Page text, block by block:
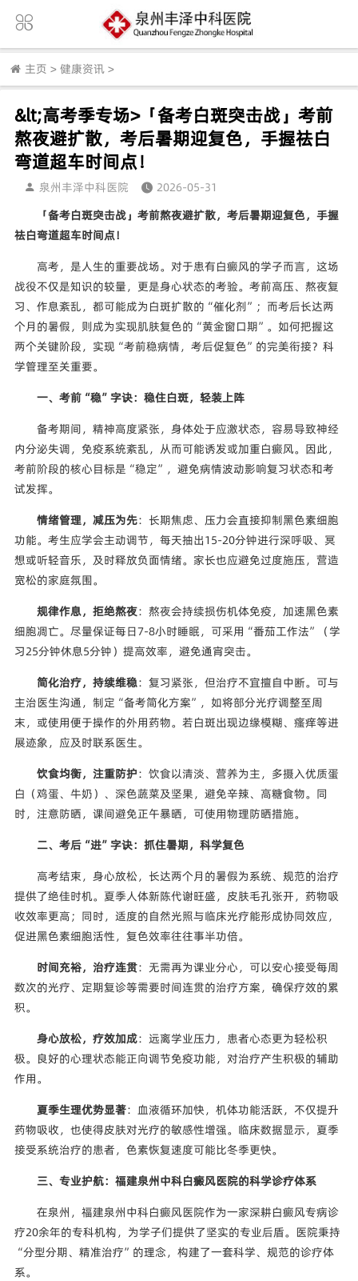
主页 > 健康资讯 >
&lt;高考季专场>「备考白斑突击战」考前
熬夜避扩散，考后暑期迎复色，手握祛白
弯道超车时间点！
泉州丰泽中科医院
2026-05-31
「备考白斑突击战」考前熬夜避扩散，考后暑期迎复色，手握
祛白弯道超车时间点！
高考，是人生的重要战场。对于患有白癜风的学子而言，这场
战役不仅是知识的较量，更是身心状态的考验。考前高压、熬夜复
习、作息紊乱，都可能成为白斑扩散的“催化剂”；而考后长达两
个月的暑假，则成为实现肌肤复色的“黄金窗口期”。如何把握这
两个关键阶段，实现“考前稳病情，考后促复色”的完美衔接？科
学管理至关重要。
一、考前“稳”字诀：稳住白斑，轻装上阵
备考期间，精神高度紧张，身体处于应激状态，容易导致神经
内分泌失调，免疫系统紊乱，从而可能诱发或加重白癜风。因此，
考前阶段的核心目标是“稳定”，避免病情波动影响复习状态和考
试发挥。
情绪管理，减压为先：长期焦虑、压力会直接抑制黑色素细胞
功能。考生应学会主动调节，每天抽出15-20分钟进行深呼吸、冥
想或听轻音乐，及时释放负面情绪。家长也应避免过度施压，营造
宽松的家庭氛围。
规律作息，拒绝熬夜：熬夜会持续损伤机体免疫，加速黑色素
细胞凋亡。尽量保证每日7-8小时睡眠，可采用“番茄工作法”（学
习25分钟休息5分钟）提高效率，避免通宵突击。
简化治疗，持续维稳：复习紧张，但治疗不宜擅自中断。可与
主治医生沟通，制定“备考简化方案”，如将部分光疗调整至周
末，或使用便于操作的外用药物。若白斑出现边缘模糊、瘙痒等进
展迹象，应及时联系医生。
饮食均衡，注重防护：饮食以清淡、营养为主，多摄入优质蛋
白（鸡蛋、牛奶）、深色蔬菜及坚果，避免辛辣、高糖食物。同
时，注意防晒，课间避免正午暴晒，可使用物理防晒措施。
二、考后“进”字诀：抓住暑期，科学复色
高考结束，身心放松，长达两个月的暑假为系统、规范的治疗
提供了绝佳时机。夏季人体新陈代谢旺盛，皮肤毛孔张开，药物吸
收效率更高；同时，适度的自然光照与临床光疗能形成协同效应，
促进黑色素细胞活性，复色效率往往事半功倍。
时间充裕，治疗连贯：无需再为课业分心，可以安心接受每周
数次的光疗、定期复诊等需要时间连贯的治疗方案，确保疗效的累
积。
身心放松，疗效加成：远离学业压力，患者心态更为轻松积
极。良好的心理状态能正向调节免疫功能，对治疗产生积极的辅助
作用。
夏季生理优势显著：血液循环加快，机体功能活跃，不仅提升
药物吸收，也使得皮肤对光疗的敏感性增强。临床数据显示，夏季
接受系统治疗的患者，色素恢复速度可能比冬季更快。
三、专业护航：福建泉州中科白癜风医院的科学诊疗体系
在泉州，福建泉州中科白癜风医院作为一家深耕白癜风专病诊
疗20余年的专科机构，为学子们提供了坚实的专业后盾。医院秉持
“分型分期、精准治疗”的理念，构建了一套科学、规范的诊疗体
系。